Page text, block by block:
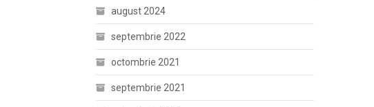
august 2024
septembrie 2022
octombrie 2021
septembrie 2021